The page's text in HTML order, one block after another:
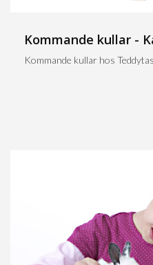
Kommande kullar -
Kommande kullar hos